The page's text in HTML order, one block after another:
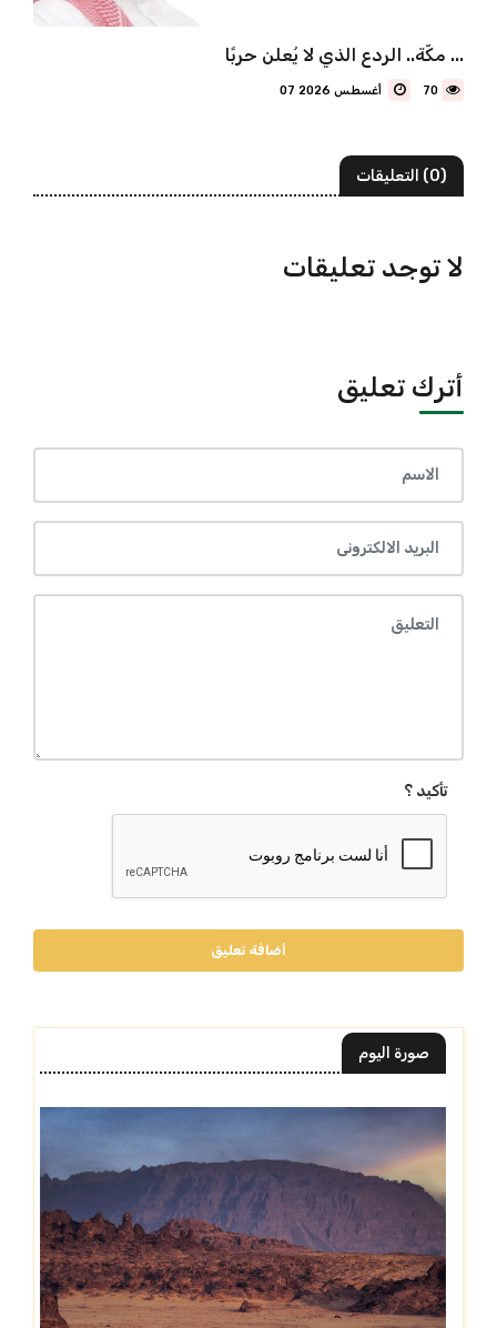
مكّة.. الردع الذي لا يُعلن حربًا ...
70
(0) التعليقات
لا توجد تعليقات
أترك تعليق
تأكيد ؟
أضافة تعليق
صورة اليوم